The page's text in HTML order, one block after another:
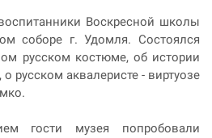
Воскресной школы
соборе г. Удомля. Состоялся
русском костюме, об истории
русском аквалеристе - виртуозе
гости музея попробовали